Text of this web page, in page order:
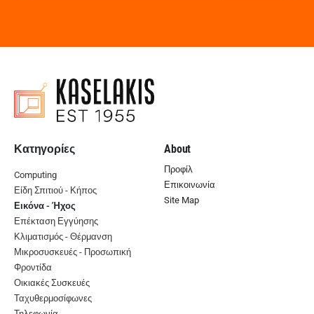
Κατηγορίες
Computing
Είδη Σπιτιού - Κήπος
Εικόνα - Ήχος
Επέκταση Εγγύησης
Κλιματισμός - Θέρμανση
Μικροσυσκευές - Προσωπική
Φροντίδα
Οικιακές Συσκευές
Ταχυθερμοσίφωνες
About
Προφίλ
Επικοινωνία
Site Map